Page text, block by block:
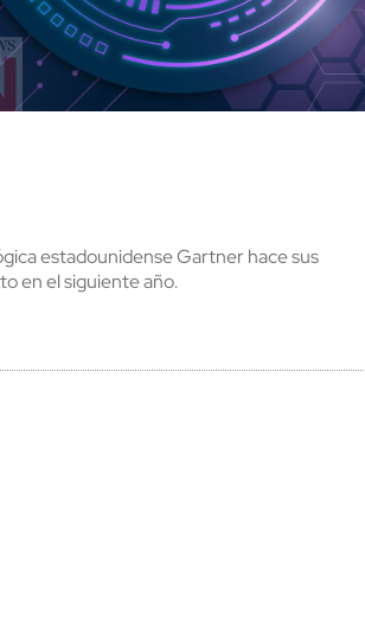
estadounidense Gartner hace sus
en el siguiente año.